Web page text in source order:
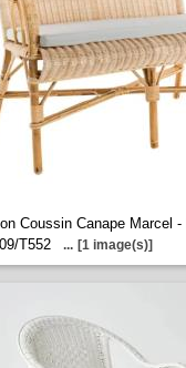
Coussin Canape Marcel -
T552
... [1 image(s)]